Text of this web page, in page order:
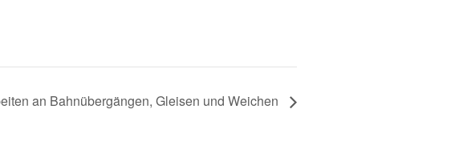
an Bahnübergängen, Gleisen und Weichen